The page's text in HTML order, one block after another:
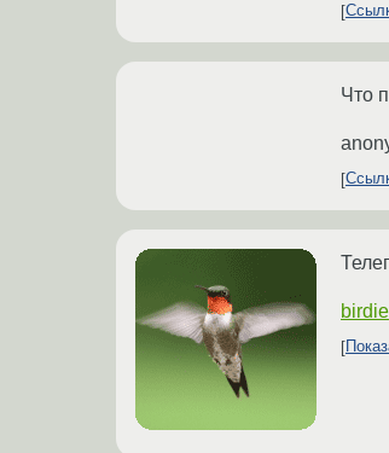
Что
birdie